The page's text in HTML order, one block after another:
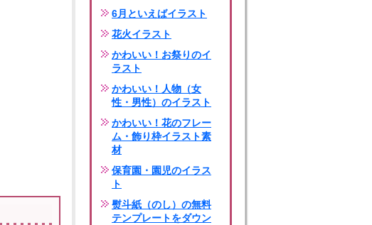
6月といえばイラスト
花火イラスト
かわいい！お祭りのイ
ラスト
かわいい！人物（女
性・男性）のイラスト
かわいい！花のフレー
ム・飾り枠イラスト素
材
保育園・園児のイラス
ト
熨斗紙（のし）の無料
テンプレートをダウン